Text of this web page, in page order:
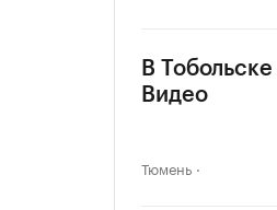
В
Видео
Тюмень